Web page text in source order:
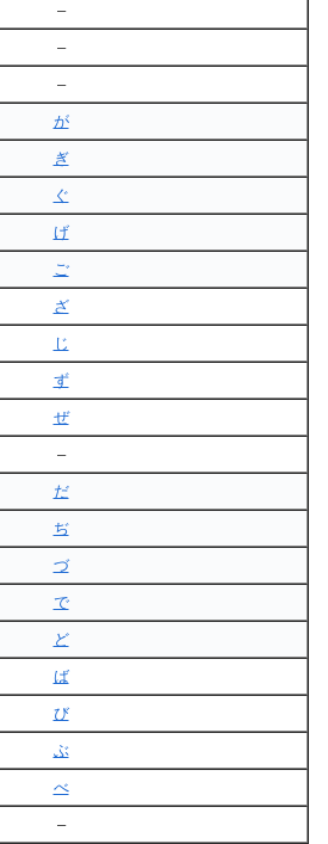
–
–
–
が
ぎ
ぐ
げ
ご
ざ
じ
ず
ぜ
–
だ
ぢ
づ
で
ど
ば
び
ぶ
べ
–